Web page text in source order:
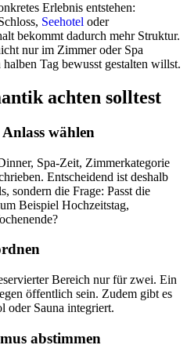
Erlebnis entstehen:
Seehotel oder
bekommt dadurch mehr Struktur.
nur im Zimmer oder Spa
Tag bewusst gestalten willst.
achten solltest
wählen
Spa-Zeit, Zimmerkategorie
Entscheidend ist deshalb
sondern die Frage: Passt die
Beispiel Hochzeitstag,
Bereich nur für zwei. Ein
öffentlich sein. Zudem gibt es
oder Sauna integriert.
abstimmen